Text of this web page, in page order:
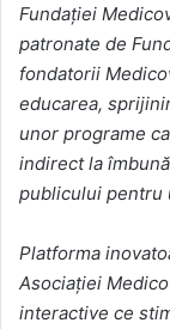
Fundației
patronate de
fondatorii
educarea,
unor programe
indirect la
publicului pentru
Platforma
Asociației
interactive ce